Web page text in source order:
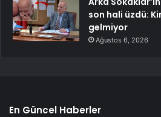
son hali üzdü:
gelmiyor
Ağustos 6, 2026
En Güncel Haberler